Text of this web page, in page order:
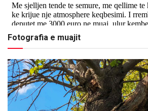
Fotografia e muajit